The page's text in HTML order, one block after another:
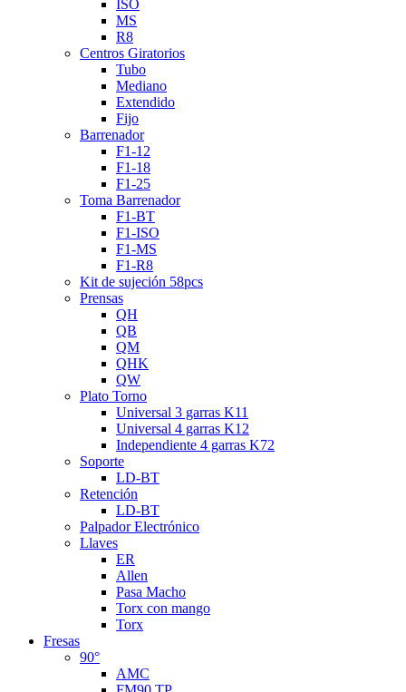
ISO
MS
R8
Centros Giratorios
Tubo
Mediano
Extendido
Fijo
Barrenador
F1-12
F1-18
F1-25
Toma Barrenador
F1-BT
F1-ISO
F1-MS
F1-R8
Kit de sujeción 58pcs
Prensas
QH
QB
QM
QHK
QW
Plato Torno
Universal 3 garras K11
Universal 4 garras K12
Independiente 4 garras K72
Soporte
LD-BT
Retención
LD-BT
Palpador Electrónico
Llaves
ER
Allen
Pasa Macho
Torx con mango
Torx
Fresas
90°
AMC